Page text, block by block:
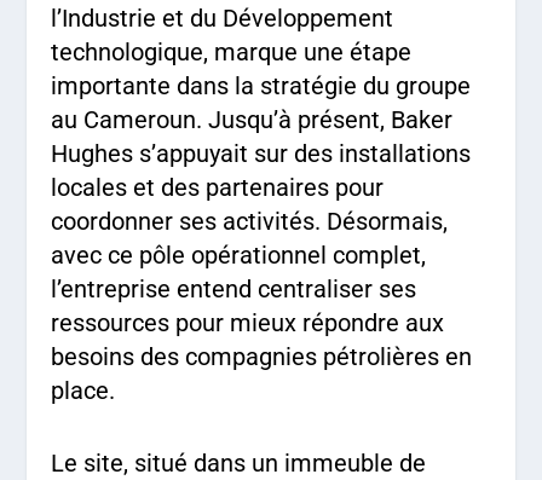
l’Industrie et du Développement
technologique, marque une étape
importante dans la stratégie du groupe
au Cameroun. Jusqu’à présent, Baker
Hughes s’appuyait sur des installations
locales et des partenaires pour
coordonner ses activités. Désormais,
avec ce pôle opérationnel complet,
l’entreprise entend centraliser ses
ressources pour mieux répondre aux
besoins des compagnies pétrolières en
place.
Le site, situé dans un immeuble de